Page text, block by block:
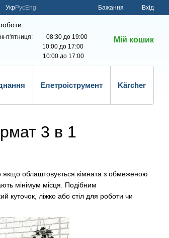
УкрРусEng Бажання Вхід
п'ятниця: 08:30 до 19:00
10:00 до 17:00
10:00 до 17:00
Мій кошик
Елетроіструмент Kärcher
3 в 1
якщо облаштовується кімната з обмеженою
мінімум місця. Подібним
куточок, ліжко або стіл для роботи чи